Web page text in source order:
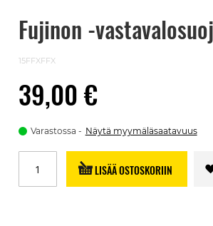
Fujinon -
15FFXFFX
39,00 €
Varastossa Näytä myymäläsaatavuus
LISÄÄ OSTOSKORIIN